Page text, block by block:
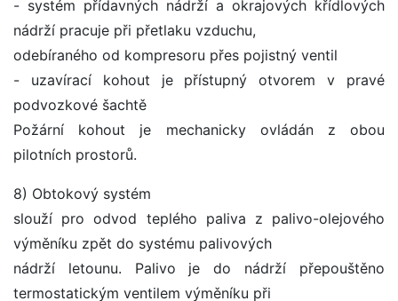
- systém přídavných nádrží a okrajových křídlových
nádrží pracuje při přetlaku vzduchu,
odebíraného od kompresoru přes pojistný ventil
- uzavírací kohout je přístupný otvorem v pravé
podvozkové šachtě
Požární kohout je mechanicky ovládán z obou
pilotních prostorů.
8) Obtokový systém
slouží pro odvod teplého paliva z palivo-olejového
výměníku zpět do systému palivových
nádrží letounu. Palivo je do nádrží přepouštěno
termostatickým ventilem výměníku při